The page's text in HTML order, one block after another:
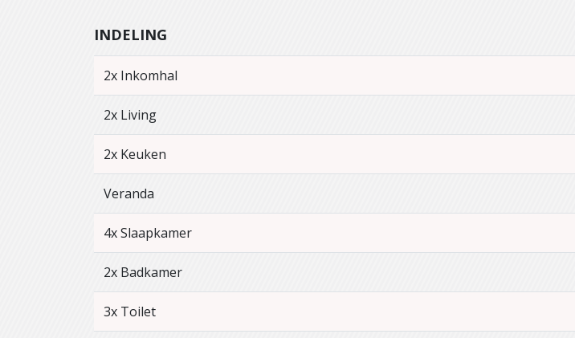
INDELING
2x Inkomhal
2x Living
2x Keuken
Veranda
4x Slaapkamer
2x Badkamer
3x Toilet